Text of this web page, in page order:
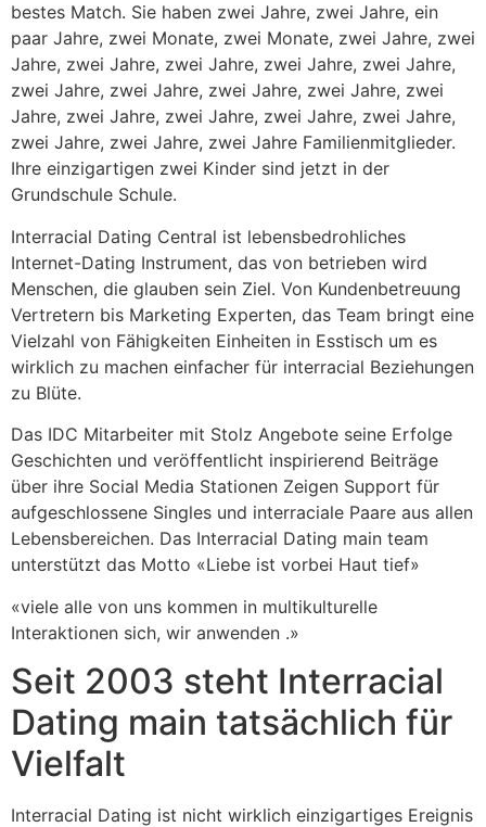
bestes Match. Sie haben zwei Jahre, zwei Jahre, ein
paar Jahre, zwei Monate, zwei Monate, zwei Jahre, zwei
Jahre, zwei Jahre, zwei Jahre, zwei Jahre, zwei Jahre,
zwei Jahre, zwei Jahre, zwei Jahre, zwei Jahre, zwei
Jahre, zwei Jahre, zwei Jahre, zwei Jahre, zwei Jahre,
zwei Jahre, zwei Jahre, zwei Jahre Familienmitglieder.
Ihre einzigartigen zwei Kinder sind jetzt in der
Grundschule Schule.
Interracial Dating Central ist lebensbedrohliches
Internet-Dating Instrument, das von betrieben wird
Menschen, die glauben sein Ziel. Von Kundenbetreuung
Vertretern bis Marketing Experten, das Team bringt eine
Vielzahl von Fähigkeiten Einheiten in Esstisch um es
wirklich zu machen einfacher für interracial Beziehungen
zu Blüte.
Das IDC Mitarbeiter mit Stolz Angebote seine Erfolge
Geschichten und veröffentlicht inspirierend Beiträge
über ihre Social Media Stationen Zeigen Support für
aufgeschlossene Singles und interraciale Paare aus allen
Lebensbereichen. Das Interracial Dating main team
unterstützt das Motto «Liebe ist vorbei Haut tief»
«viele alle von uns kommen in multikulturelle
Interaktionen sich, wir anwenden .»
Seit 2003 steht Interracial
Dating main tatsächlich für
Vielfalt
Interracial Dating ist nicht wirklich einzigartiges Ereignis